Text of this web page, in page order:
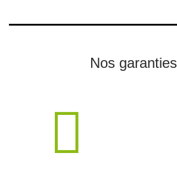
Nos garanties